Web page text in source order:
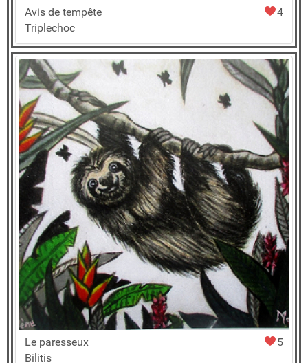
4
Avis de tempête
Triplechoc
5
Le paresseux
Bilitis